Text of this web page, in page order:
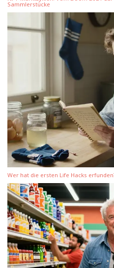
Sammlerstücke
Wer hat die ersten Life Hacks